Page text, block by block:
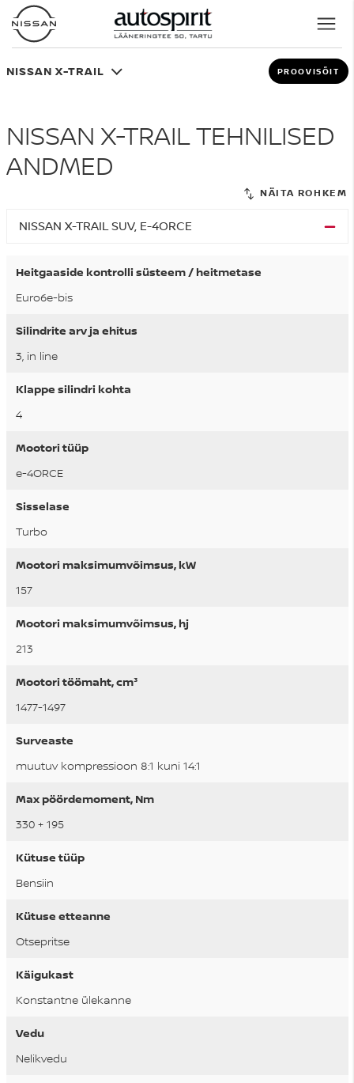
NISSAN X-TRAIL PROOVISÕIT
NISSAN X-TRAIL TEHNILISED
ANDMED
NISSAN X-TRAIL SUV, E-4ORCE
Heitgaaside kontrolli süsteem / heitmetase
Euro6e-bis
Silindrite arv ja ehitus
3, in line
Klappe silindri kohta
4
Mootori tüüp
e-4ORCE
Sisselase
Turbo
Mootori maksimumvõimsus, kW
157
Mootori maksimumvõimsus, hj
213
Mootori töömaht, cm³
1477-1497
Surveaste
muutuv kompressioon 8:1 kuni 14:1
Max pöördemoment, Nm
330 + 195
Kütuse tüüp
Bensiin
Kütuse etteanne
Otsepritse
Käigukast
Konstantne ülekanne
Vedu
Nelikvedu